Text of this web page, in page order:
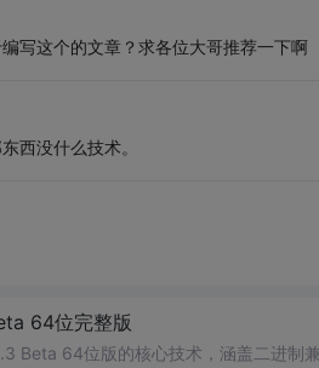
写这个的文章？求各位大哥推荐一下啊
西没什么技术。
64位完整版
Beta 64位版的核心技术，涵盖二进制